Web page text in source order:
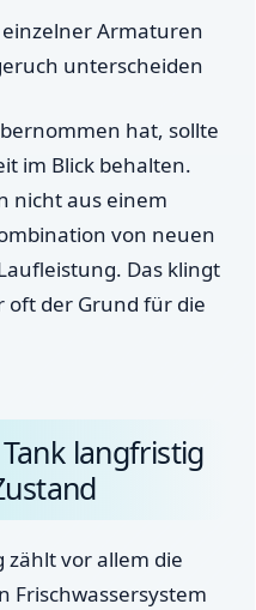
Armaturen
unterscheiden
hat, sollte
im Blick behalten.
nicht aus einem
von neuen
Das klingt
oft der Grund für die
langfristig
zählt vor allem die
Frischwassersystem